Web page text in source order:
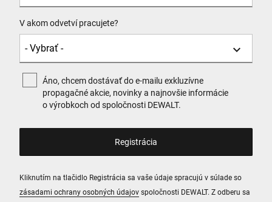
V akom odvetví pracujete?
Áno, chcem dostávať do e-mailu exkluzívne
propagačné akcie, novinky a najnovšie informácie
o výrobkoch od spoločnosti DEWALT.
Kliknutím na tlačidlo Registrácia sa vaše údaje spracujú v súlade so
zásadami ochrany osobných údajov spoločnosti DEWALT. Z odberu sa